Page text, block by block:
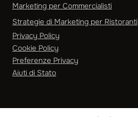
Marketing per Commercialisti
Strategie di Marketing per Ristoranti
Privacy Policy
Cookie Policy
Preferenze Privacy
Aiuti di Stato